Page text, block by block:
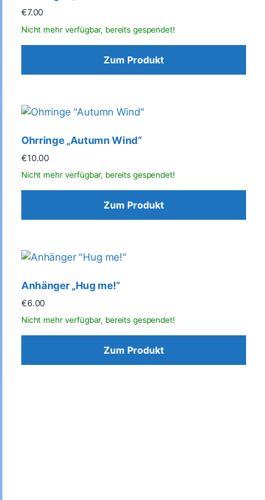
€7.00
Zum Produkt
Ohrringe „Autumn Wind“
€10.00
Zum Produkt
Anhänger „Hug me!“
€6.00
Zum Produkt